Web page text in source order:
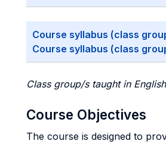
Course syllabus (class
Course syllabus (class
Class group/s taught in English
Course Objectives
The course is designed to